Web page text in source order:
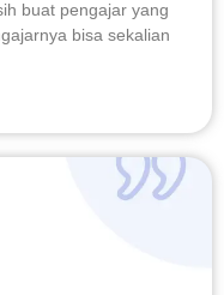
buat pengajar yang
bisa sekalian